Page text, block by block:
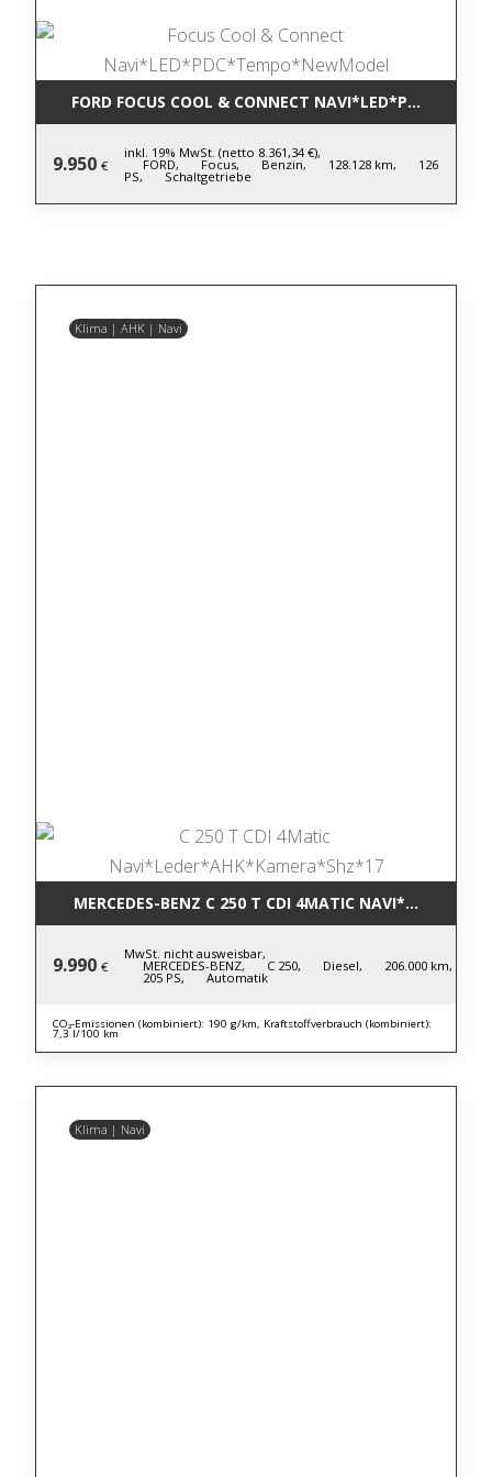
FORD FOCUS COOL & CONNECT
9.950 €
inkl. 19% MwSt. (netto 8.361,34 €),
FORD, Focus, Benzin, 128.128 km, 126
PS, Schaltgetriebe
Klima | AHK | Navi
MERCEDES-BENZ C 250 T CDI 4MATIC
9.990 €
MwSt. nicht ausweisbar,
MERCEDES-BENZ, C 250, Diesel, 206.000 km,
205 PS, Automatik
CO₂-Emissionen (kombiniert): 190 g/km, Kraftstoffverbrauch (kombiniert):
7,3 l/100 km
Klima | Navi